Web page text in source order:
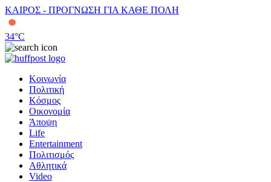
ΚΑΙΡΟΣ - ΠΡΟΓΝΩΣΗ ΓΙΑ ΚΑΘΕ ΠΟΛΗ
34°C
Κοινωνία
Πολιτική
Κόσμος
Οικονομία
Άποψη
Life
Entertainment
Πολιτισμός
Αθλητικά
Video